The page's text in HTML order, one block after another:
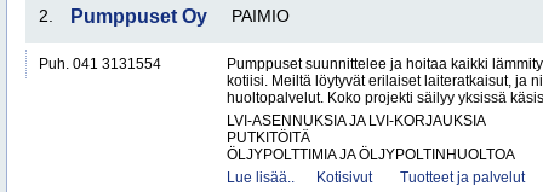
2. Pumppuset Oy PAIMIO
Puh. 041 3131554
Pumppuset suunnittelee ja hoitaa kaikki
kotiisi. Meiltä löytyvät erilaiset laiteratkaisut, ja
huoltopalvelut. Koko projekti säilyy yksissä
LVI-ASENNUKSIA JA LVI-KORJAUKSIA
PUTKITÖITÄ
ÖLJYPOLTTIMIA JA ÖLJYPOLTINHUOLTOA
Lue lisää..
Kotisivut Tuotteet ja palvelut